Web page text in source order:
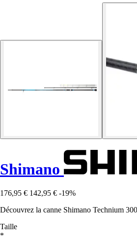
Shimano
176,95 € 142,95 € -19%
Découvrez la canne Shimano Technium
Taille
*